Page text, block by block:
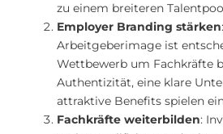
zu einem breiteren
Employer Branding stärken
Arbeitgeberimage ist
Wettbewerb um Fachkräfte
Authentizität, eine klare
attraktive Benefits spielen
Fachkräfte weiterbilden: